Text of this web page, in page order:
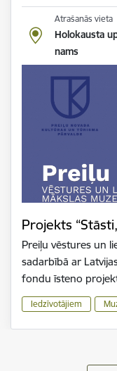
Atrašanās vieta
Holokausta
nams
Projekts
Preiļu vēstures un
sadarbībā ar
fondu īsteno
Iedzīvotājiem